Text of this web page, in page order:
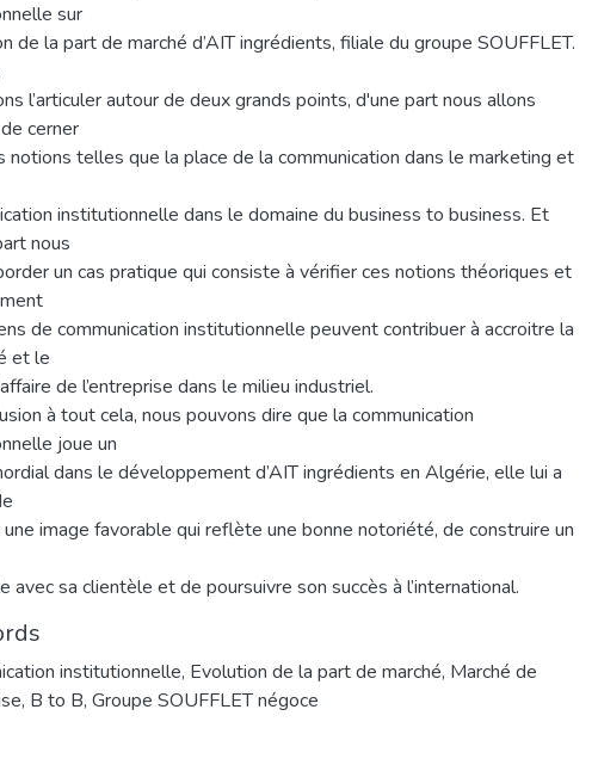
sur
de la part de marché d’AIT ingrédients, filiale du groupe SOUFFLET.
l’articuler autour de deux grands points, d'une part nous allons
cerner
notions telles que la place de la communication dans le marketing et
institutionnelle dans le domaine du business to business. Et
nous
un cas pratique qui consiste à vérifier ces notions théoriques et
de communication institutionnelle peuvent contribuer à accroitre la
et le
de l’entreprise dans le milieu industriel.
à tout cela, nous pouvons dire que la communication
joue un
dans le développement d’AIT ingrédients en Algérie, elle lui a
image favorable qui reflète une bonne notoriété, de construire un
avec sa clientèle et de poursuivre son succès à l’international.
institutionnelle, Evolution de la part de marché, Marché de
, B to B, Groupe SOUFFLET négoce